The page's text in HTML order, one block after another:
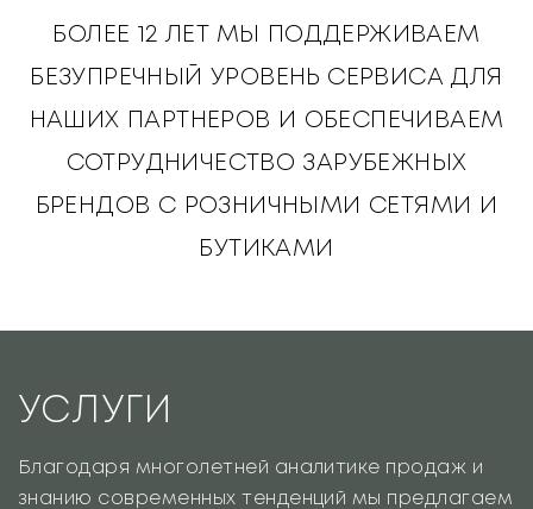
БОЛЕЕ 12 ЛЕТ МЫ ПОДДЕРЖИВАЕМ
БЕЗУПРЕЧНЫЙ УРОВЕНЬ СЕРВИСА ДЛЯ
НАШИХ ПАРТНЕРОВ И ОБЕСПЕЧИВАЕМ
СОТРУДНИЧЕСТВО ЗАРУБЕЖНЫХ
БРЕНДОВ С РОЗНИЧНЫМИ СЕТЯМИ И
БУТИКАМИ
УСЛУГИ
Благодаря многолетней аналитике продаж и
знанию современных тенденций мы предлагаем